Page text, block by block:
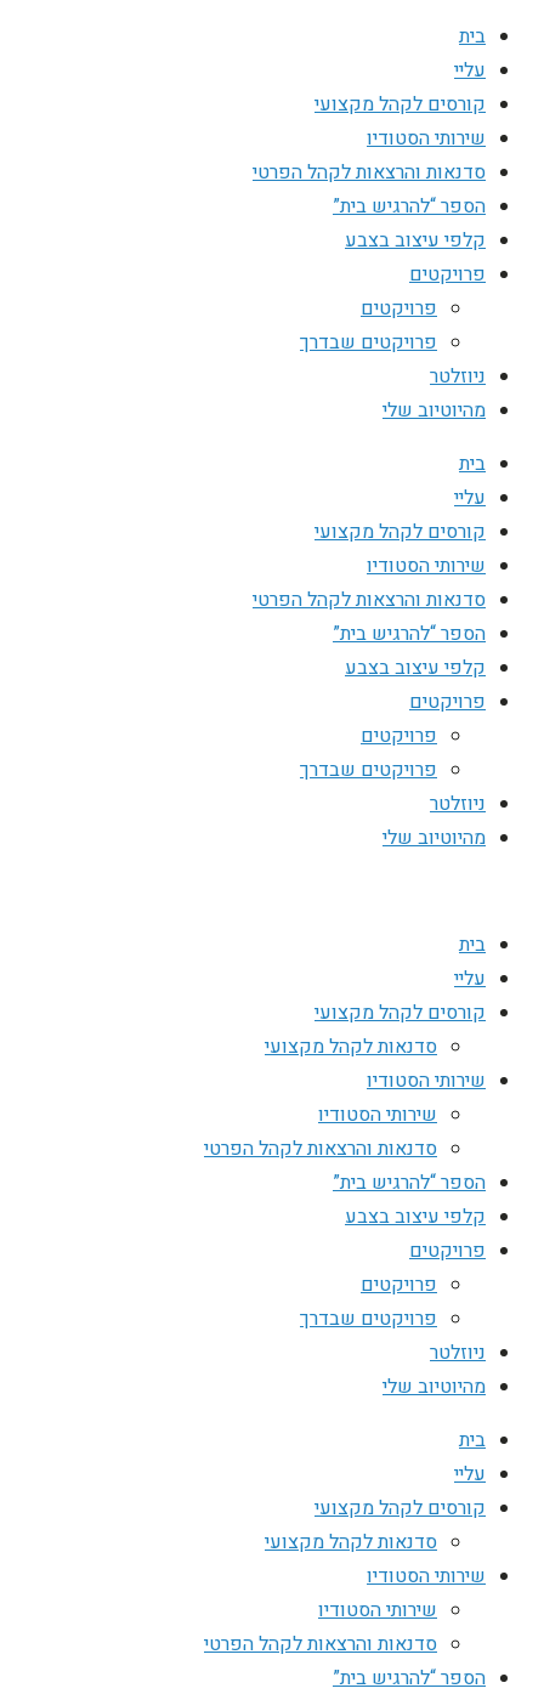
בית
עליי
קורסים לקהל מקצועי
שירותי הסטודיו
סדנאות והרצאות לקהל הפרטי
הספר “להרגיש בית”
קלפי עיצוב בצבע
פרויקטים
פרויקטים
פרויקטים שבדרך
ניוזלטר
מהיוטיוב שלי
בית
עליי
קורסים לקהל מקצועי
שירותי הסטודיו
סדנאות והרצאות לקהל הפרטי
הספר “להרגיש בית”
קלפי עיצוב בצבע
פרויקטים
פרויקטים
פרויקטים שבדרך
ניוזלטר
מהיוטיוב שלי
בית
עליי
קורסים לקהל מקצועי
סדנאות לקהל מקצועי
שירותי הסטודיו
שירותי הסטודיו
סדנאות והרצאות לקהל הפרטי
הספר “להרגיש בית”
קלפי עיצוב בצבע
פרויקטים
פרויקטים
פרויקטים שבדרך
ניוזלטר
מהיוטיוב שלי
בית
עליי
קורסים לקהל מקצועי
סדנאות לקהל מקצועי
שירותי הסטודיו
שירותי הסטודיו
סדנאות והרצאות לקהל הפרטי
הספר “להרגיש בית”